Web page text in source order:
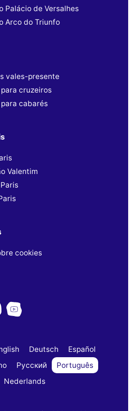
Palácio de Versalhes
Arco do Triunfo
vales-presente
cruzeiros
cabarés
Valentim
cookies
Deutsch
Español
Русский
Português
Nederlands